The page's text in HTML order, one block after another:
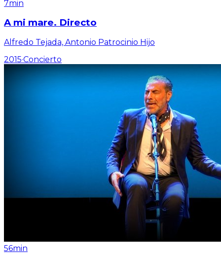
7min
A mi mare. Directo
Alfredo Tejada, Antonio Patrocinio Hijo
2015·Concierto
56min